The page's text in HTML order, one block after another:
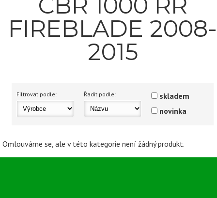
Stomp grip
Puig plexi
Dunlop
MOTO 3
Pirelli
FIREBLADE 2008-
2015
Filtrovat podle: Řadit podle:
skladem
novinka
Omlouváme se, ale v této kategorie není žádný produkt.